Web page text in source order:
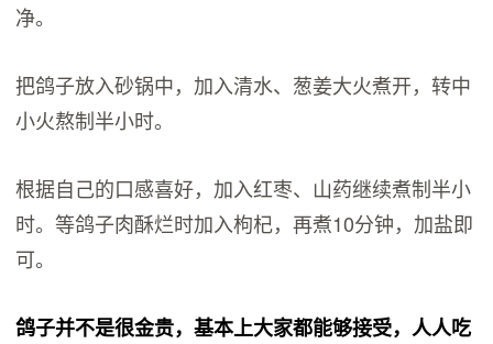
净。
把鸽子放入砂锅中，加入清水、葱姜大火煮开，转中
小火熬制半小时。
根据自己的口感喜好，加入红枣、山药继续煮制半小
时。等鸽子肉酥烂时加入枸杞，再煮10分钟，加盐即
可。
鸽子并不是很金贵，基本上大家都能够接受，人人吃